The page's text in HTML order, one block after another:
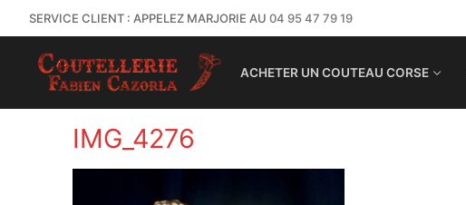
SERVICE CLIENT : APPELEZ MARJORIE AU 04 95 47 79 19
ACHETER UN COUTEAU CORSE
IMG_4276